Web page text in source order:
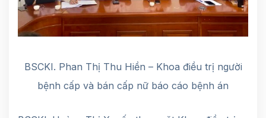
BSCKI. Phan Thị Thu Hiền – Khoa điều trị người
bệnh cấp và bán cấp nữ báo cáo bệnh án